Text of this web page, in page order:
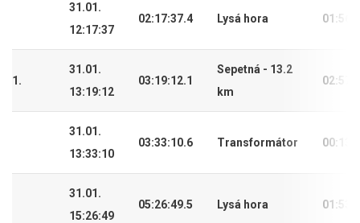
31.01.
12:17:37
02:17:37.4 Lysá hora
1.
31.01.
13:19:12
03:19:12.1
Sepetná - 13.2
km
31.01.
13:33:10
03:33:10.6 Transformátor
31.01.
15:26:49
05:26:49.5 Lysá hora